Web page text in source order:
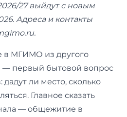
27 выйдут с новым
Адреса и контакты
в МГИМО из другого
— первый бытовой вопрос
дадут ли место, сколько
Главное сказать
— общежитие в